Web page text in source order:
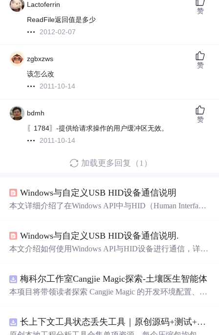
Lactoferrin
ReadFile返回值是多少
2012-02-07
赞
zgbxzws
该怎么改
2011-10-14
赞
bdmh
〖1784〗-提供给请求操作的用户缓冲区无效。
2011-10-14
赞
加载更多回复（1）
Windows与自定义USB HID设备通信说明
本文详细介绍了在Windows API中与HID（Human Interface
用途、参数、错误处理和实际应用中的注意事项，特别是
针对数据读写和设备交互的过程。同时，列举了常见的错
Windows与自定义USB HID设备通信说明.
本文介绍如何使用Windows API与HID设备进行通信，详细
供了示例代码。
梅科尔工作室Cangjie Magic探索-土壤医生智能体
本项目将带领读者探索 Cangjie Magic 的开发环境配置、智
长上下文工具状态丢失工具｜原创源码+测试+离线报告